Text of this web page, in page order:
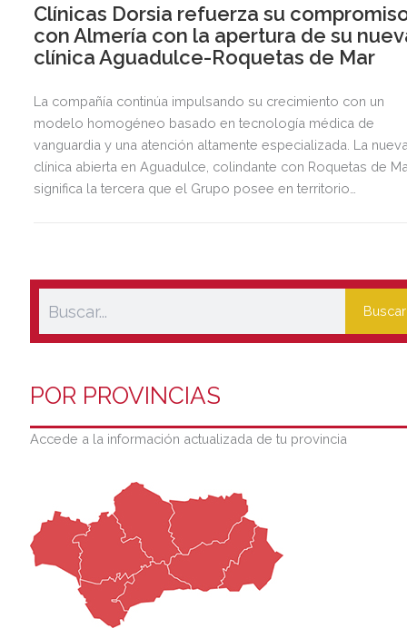
Clínicas Dorsia refuerza su
con Almería con la apertura de su
clínica Aguadulce-Roquetas de Mar
La compañía continúa impulsando su crecimiento con un
modelo homogéneo basado en tecnología médica de
vanguardia y una atención altamente especializada. La
clínica abierta en Aguadulce, colindante con Roquetas de
significa la tercera que el Grupo posee en territorio
Buscar
POR PROVINCIAS
Accede a la información actualizada de tu provincia